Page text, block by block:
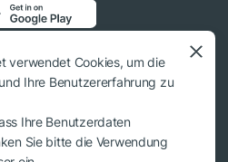
der Materialien muss auf
verwendet Cookies, um die
Ihre Benutzererfahrung zu
Ihre Benutzerdaten
Sie bitte die Verwendung